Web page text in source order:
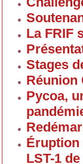
La FRIF
Stages
Réunion
Pycoa,
Éruption
LST-1